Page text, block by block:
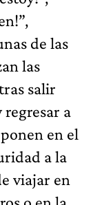
de las
las
salir
a
en el
a la
viajar en